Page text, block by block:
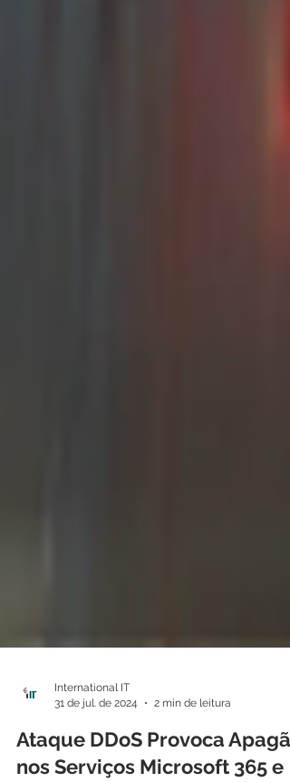
31 de jul. de 2024
2 min de leitura
Ataque DDoS Provoca Apagão